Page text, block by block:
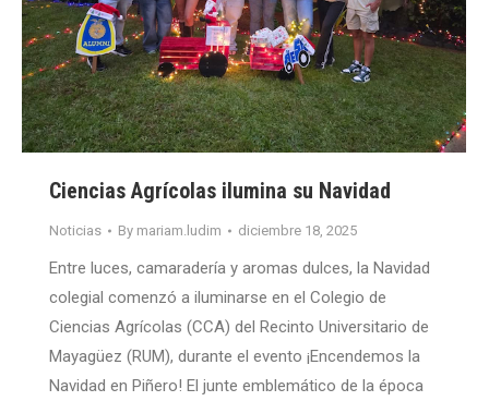
Ciencias Agrícolas ilumina su Navidad
Noticias By mariam.ludim diciembre 18, 2025
Entre luces, camaradería y aromas dulces, la Navidad
colegial comenzó a iluminarse en el Colegio de
Ciencias Agrícolas (CCA) del Recinto Universitario de
Mayagüez (RUM), durante el evento ¡Encendemos la
Navidad en Piñero! El junte emblemático de la época